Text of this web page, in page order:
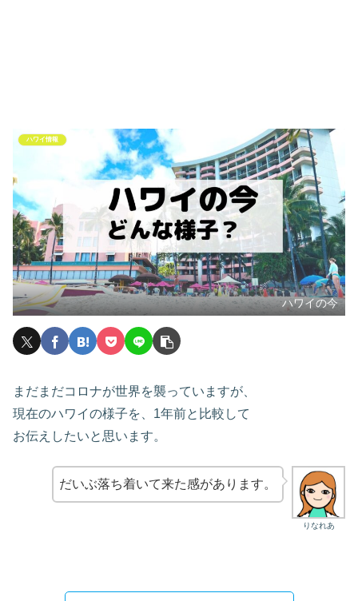
ハワイ情報
ハワイの今
まだまだコロナが世界を襲っていますが、
現在のハワイの様子を、1年前と比較して
お伝えしたいと思います。
りなれあ
だいぶ落ち着いて来た感があります。